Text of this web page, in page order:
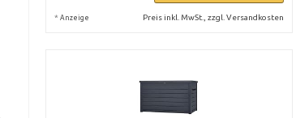
* Anzeige Preis inkl. MwSt., zzgl. Versandkosten